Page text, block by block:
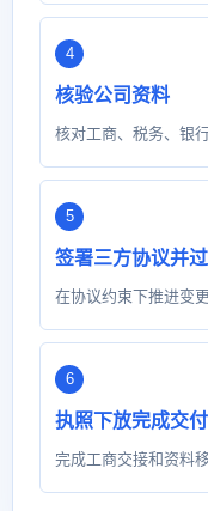
核验公司资料
核对工商、税务、银
签署三方协议并
在协议约束下推进变
执照下放完成交付
完成工商交接和资料